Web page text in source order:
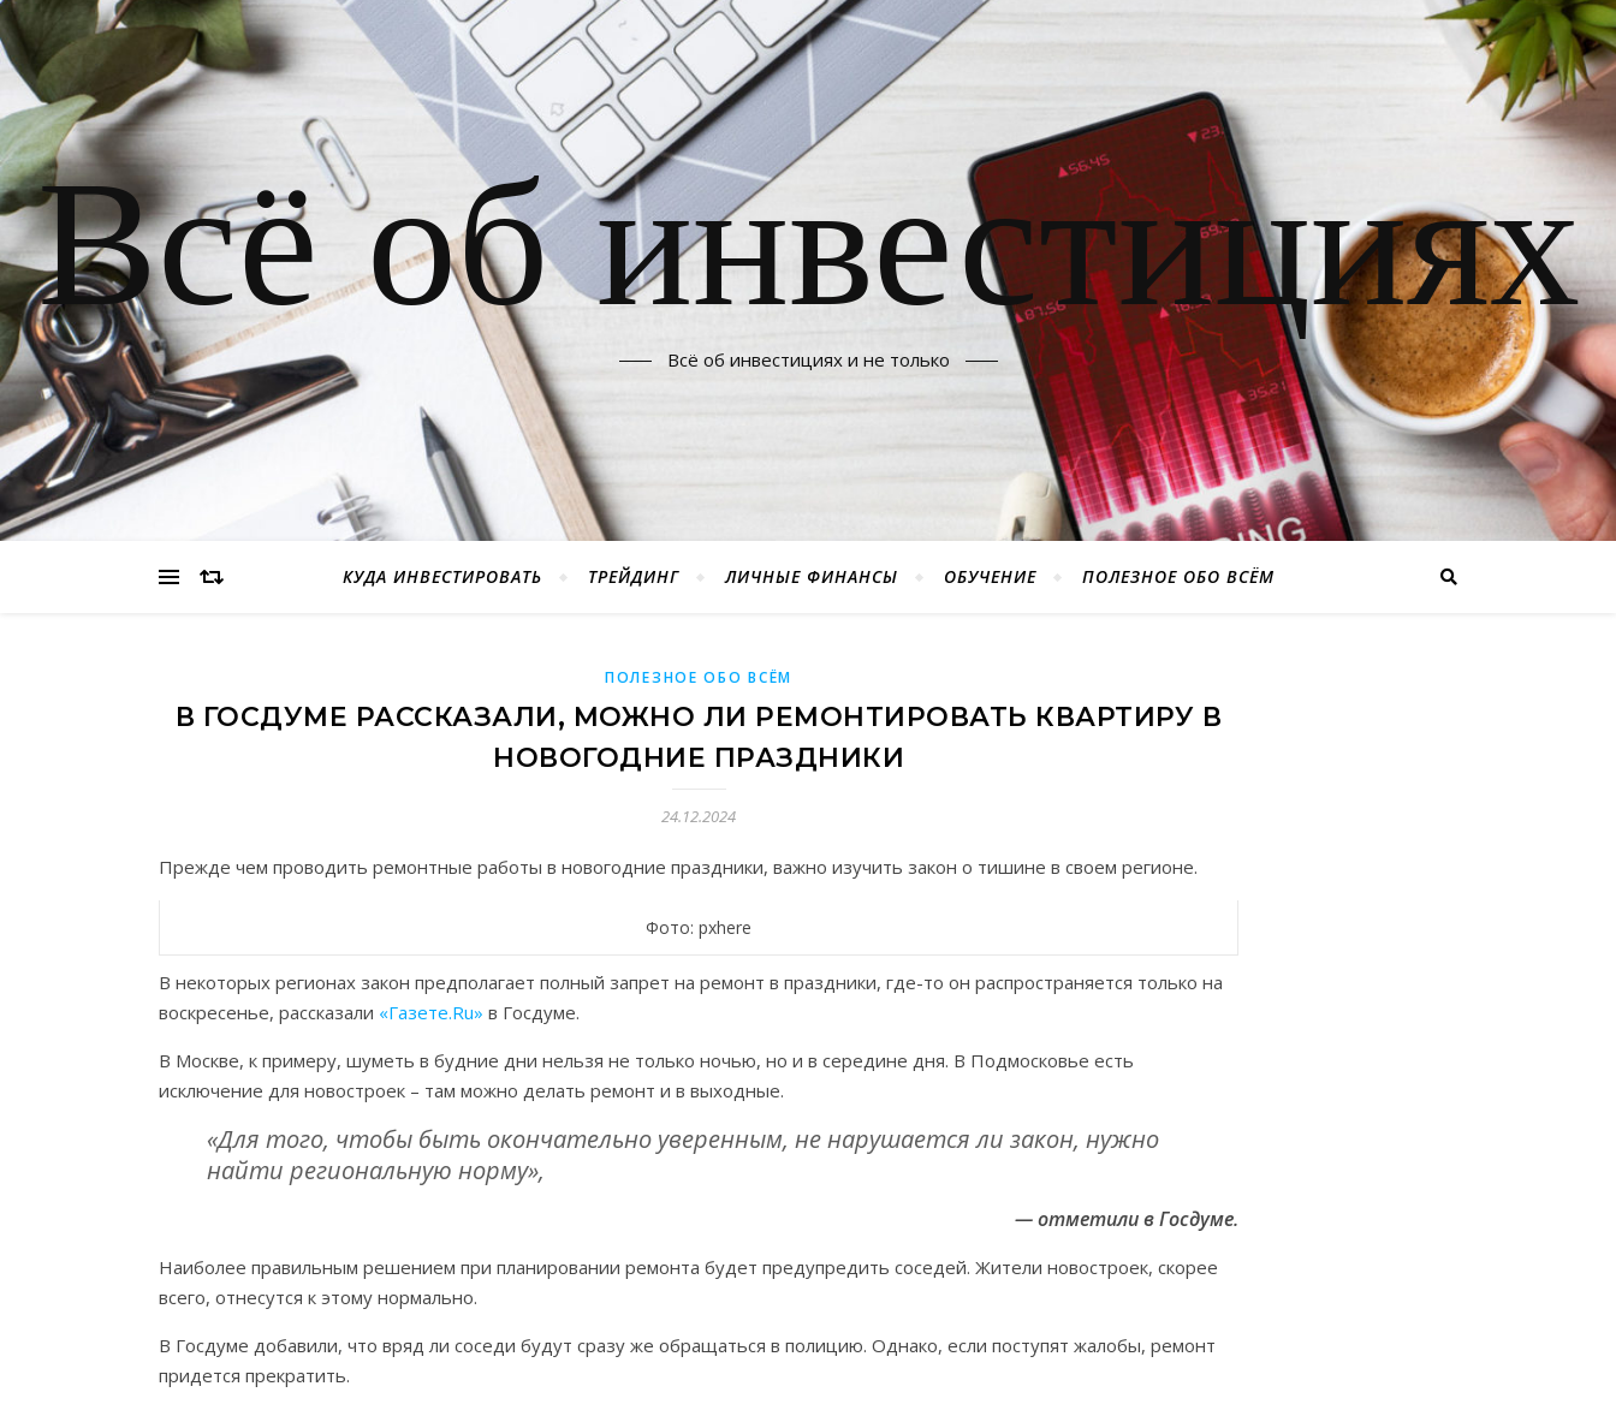
Всё об инвестициях
Всё об инвестициях и не только
КУДА ИНВЕСТИРОВАТЬ ТРЕЙДИНГ ЛИЧНЫЕ ФИНАНСЫ ОБУЧЕНИЕ ПОЛЕЗНОЕ ОБО ВСЁМ
ПОЛЕЗНОЕ ОБО ВСЁМ
В ГОСДУМЕ РАССКАЗАЛИ, МОЖНО ЛИ РЕМОНТИРОВАТЬ КВАРТИРУ В
НОВОГОДНИЕ ПРАЗДНИКИ
24.12.2024
Прежде чем проводить ремонтные работы в новогодние праздники, важно изучить закон о тишине в своем регионе.
Фото: pxhere
В некоторых регионах закон предполагает полный запрет на ремонт в праздники, где-то он распространяется только на
воскресенье, рассказали «Газете.Ru» в Госдуме.
В Москве, к примеру, шуметь в будние дни нельзя не только ночью, но и в середине дня. В Подмосковье есть
исключение для новостроек – там можно делать ремонт и в выходные.
«Для того, чтобы быть окончательно уверенным, не нарушается ли закон, нужно
найти региональную норму»,
— отметили в Госдуме.
Наиболее правильным решением при планировании ремонта будет предупредить соседей. Жители новостроек, скорее
всего, отнесутся к этому нормально.
В Госдуме добавили, что вряд ли соседи будут сразу же обращаться в полицию. Однако, если поступят жалобы, ремонт
придется прекратить.